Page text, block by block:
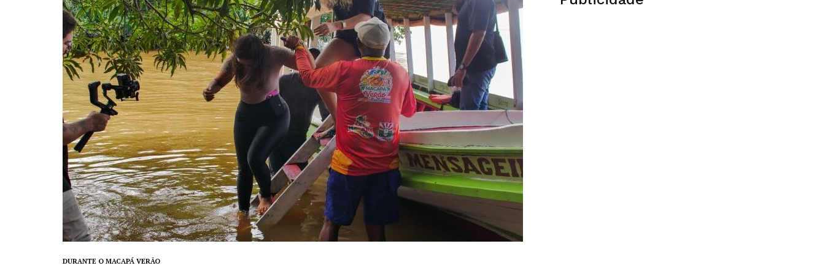
DURANTE O MACAPÁ VERÃO